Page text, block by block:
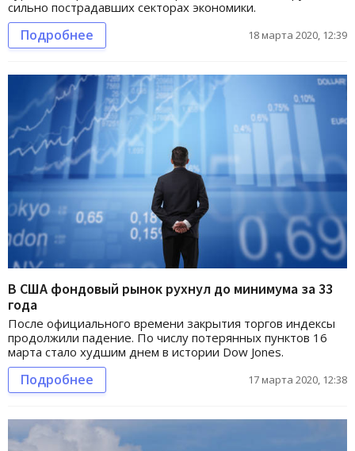
сильно пострадавших секторах экономики.
Подробнее 18 марта 2020, 12:39
В США фондовый рынок рухнул до минимума за 33
года
После официального времени закрытия торгов индексы
продолжили падение. По числу потерянных пунктов 16
марта стало худшим днем в истории Dow Jones.
Подробнее 17 марта 2020, 12:38